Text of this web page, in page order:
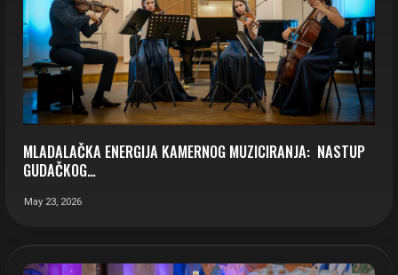
MLADALAČKA ENERGIJA KAMERNOG MUZICIRANJA: NASTUP
GUDAČKOG…
May 23, 2026